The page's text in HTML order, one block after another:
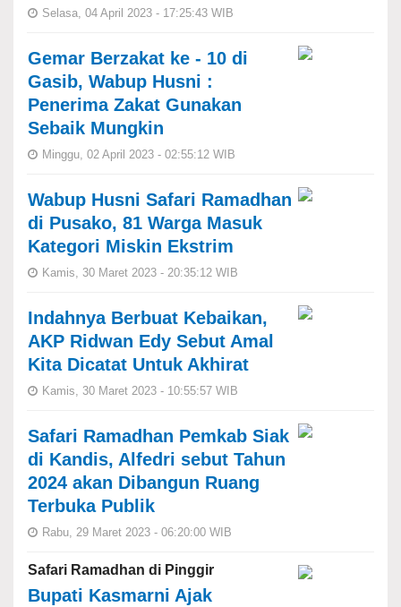
Selasa, 04 April 2023 - 17:25:43 WIB
Gemar Berzakat ke - 10 di
Gasib, Wabup Husni :
Penerima Zakat Gunakan
Sebaik Mungkin
Minggu, 02 April 2023 - 02:55:12 WIB
Wabup Husni Safari Ramadhan
di Pusako, 81 Warga Masuk
Kategori Miskin Ekstrim
Kamis, 30 Maret 2023 - 20:35:12 WIB
Indahnya Berbuat Kebaikan,
AKP Ridwan Edy Sebut Amal
Kita Dicatat Untuk Akhirat
Kamis, 30 Maret 2023 - 10:55:57 WIB
Safari Ramadhan Pemkab Siak
di Kandis, Alfedri sebut Tahun
2024 akan Dibangun Ruang
Terbuka Publik
Rabu, 29 Maret 2023 - 06:20:00 WIB
Safari Ramadhan di Pinggir
Bupati Kasmarni Ajak